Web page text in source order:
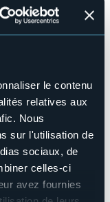
le contenu
relatives aux
Nous
sur l'utilisation de
sociaux, de
celles-ci
avez fournies